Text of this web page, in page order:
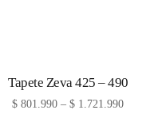
Tapete Zeva 425 – 490
$ 801.990 –$ 1.721.990